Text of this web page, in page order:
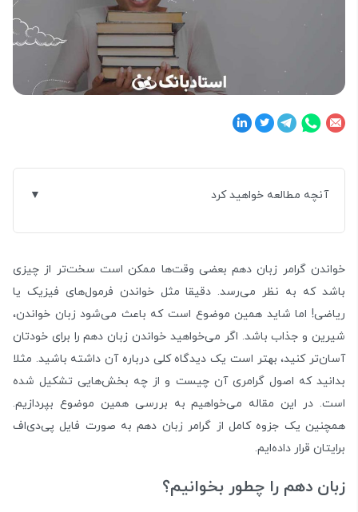
آنچه مطالعه خواهید کرد
خواندن گرامر زبان دهم بعضی وقت‌ها ممکن است سخت‌تر از چیزی
باشد که به نظر می‌رسد. دقیقا مثل خواندن فرمول‌های فیزیک یا
ریاضی! اما شاید همین موضوع است که باعث می‌شود زبان خواندن،
شیرین و جذاب باشد. اگر می‌خواهید خواندن زبان دهم را برای خودتان
آسان‌تر کنید، بهتر است یک دیدگاه کلی درباره آن داشته باشید. مثلا
بدانید که اصول گرامری آن چیست و از چه بخش‌هایی تشکیل شده
است. در این مقاله می‌خواهیم به بررسی همین موضوع بپردازیم.
همچنین یک جزوه کامل از گرامر زبان دهم به صورت فایل پی‌دی‌اف
برایتان قرار داده‌ایم.
زبان دهم را چطور بخوانیم؟